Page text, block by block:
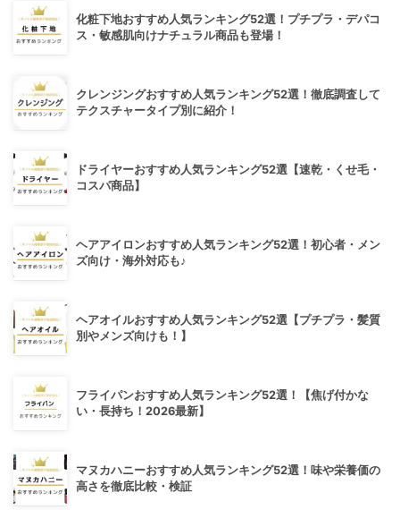
化粧下地おすすめ人気ランキング52選！プチプラ・デパコ
ス・敏感肌向けナチュラル商品も登場！
クレンジングおすすめ人気ランキング52選！徹底調査して
テクスチャータイプ別に紹介！
ドライヤーおすすめ人気ランキング52選【速乾・くせ毛・
コスパ商品】
ヘアアイロンおすすめ人気ランキング52選！初心者・メン
ズ向け・海外対応も♪
ヘアオイルおすすめ人気ランキング52選【プチプラ・髪質
別やメンズ向けも！】
フライパンおすすめ人気ランキング52選！【焦げ付かな
い・長持ち！2026最新】
マヌカハニーおすすめ人気ランキング52選！味や栄養価の
高さを徹底比較・検証